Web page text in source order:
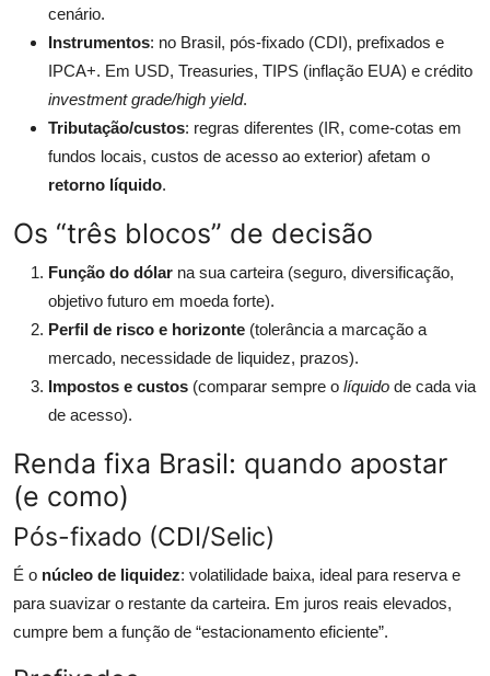
cenário.
Instrumentos: no Brasil, pós-fixado (CDI), prefixados e
IPCA+. Em USD, Treasuries, TIPS (inflação EUA) e crédito
investment grade/high yield.
Tributação/custos: regras diferentes (IR, come-cotas em
fundos locais, custos de acesso ao exterior) afetam o
retorno líquido.
Os “três blocos” de decisão
Função do dólar na sua carteira (seguro, diversificação,
objetivo futuro em moeda forte).
Perfil de risco e horizonte (tolerância a marcação a
mercado, necessidade de liquidez, prazos).
Impostos e custos (comparar sempre o líquido de cada via
de acesso).
Renda fixa Brasil: quando apostar
(e como)
Pós-fixado (CDI/Selic)
É o núcleo de liquidez: volatilidade baixa, ideal para reserva e
para suavizar o restante da carteira. Em juros reais elevados,
cumpre bem a função de “estacionamento eficiente”.